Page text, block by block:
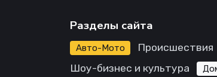
Разделы сайта
Авто-Мото Происшествия
Шоу-бизнес и культура